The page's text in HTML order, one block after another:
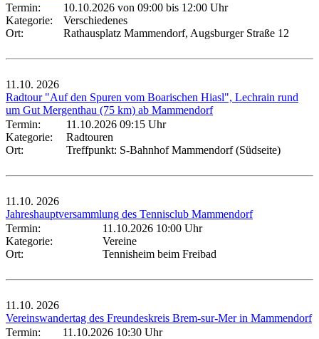
Termin:
10.10.2026 von 09:00 bis 12:00 Uhr
Kategorie:
Verschiedenes
Ort:
Rathausplatz Mammendorf, Augsburger Straße 12
11.10. 2026
Radtour "Auf den Spuren vom Boarischen Hiasl", Lechrain rund
um Gut Mergenthau (75 km) ab Mammendorf
Termin:
11.10.2026 09:15 Uhr
Kategorie:
Radtouren
Ort:
Treffpunkt: S-Bahnhof Mammendorf (Südseite)
11.10. 2026
Jahreshauptversammlung des Tennisclub Mammendorf
Termin:
11.10.2026 10:00 Uhr
Kategorie:
Vereine
Ort:
Tennisheim beim Freibad
11.10. 2026
Vereinswandertag des Freundeskreis Brem-sur-Mer in Mammendorf
Termin:
11.10.2026 10:30 Uhr